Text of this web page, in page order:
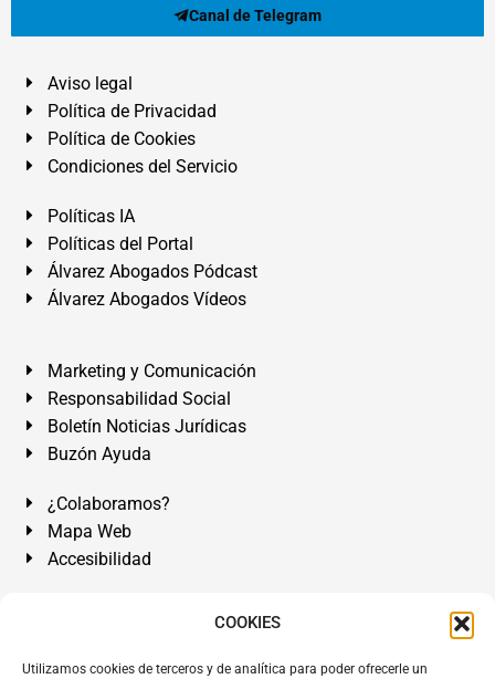
COOKIES
Utilizamos cookies de terceros y de analítica para poder ofrecerle un
Canal de Telegram
Aviso legal
Política de Privacidad
Política de Cookies
Condiciones del Servicio
Políticas IA
Políticas del Portal
Álvarez Abogados Pódcast
Álvarez Abogados Vídeos
Marketing y Comunicación
Responsabilidad Social
Boletín Noticias Jurídicas
Buzón Ayuda
¿Colaboramos?
Mapa Web
Accesibilidad
Álvarez Abogados Tenerife:Calle Teobaldo Power Nº 7,
de Tenerife. Islas Canarias.